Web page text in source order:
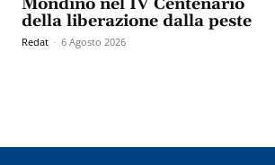
Mondino nel IV Centenario
della liberazione dalla peste
Redat - 6 Agosto 2026